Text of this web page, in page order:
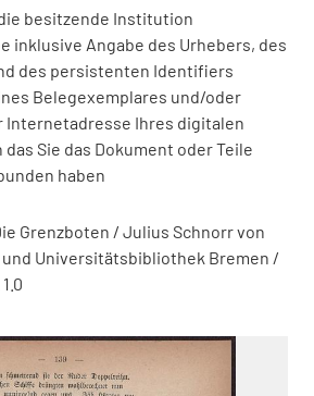
besitzende Institution
inklusive Angabe des Urhebers, des
des persistenten Identifiers
Belegexemplares und/oder
Internetadresse Ihres digitalen
Sie das Dokument oder Teile
haben
Grenzboten / Julius Schnorr von
Universitätsbibliothek Bremen /